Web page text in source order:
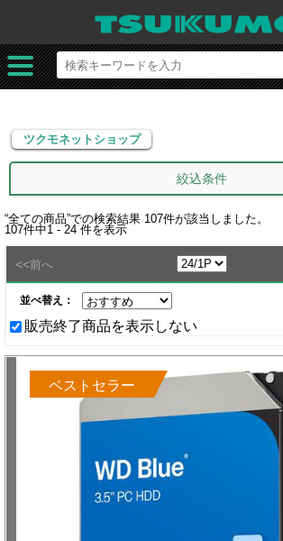
ツクモネットショップ
ツクモネットショップ
絞込条件
“全ての商品”での検索結果 107件が該当しました。
107件中1 - 24 件を表示
<<前へ
並べ替え：
販売終了商品を表示しない
ベストセラー